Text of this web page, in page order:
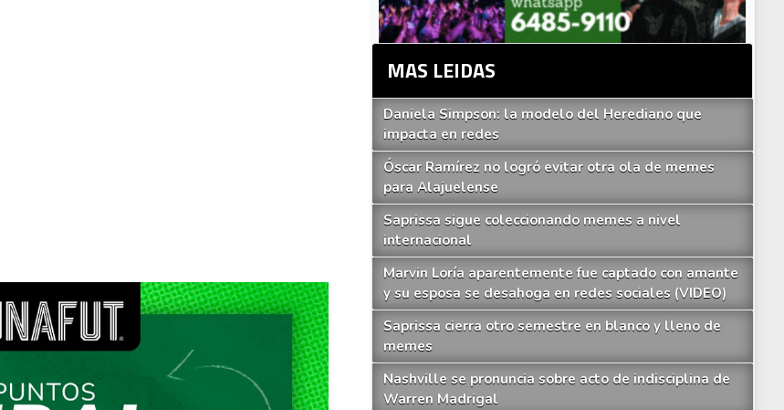
MAS LEIDAS
Daniela Simpson: la modelo del Herediano que
impacta en redes
Óscar Ramírez no logró evitar otra ola de memes
para Alajuelense
Saprissa sigue coleccionando memes a nivel
internacional
Marvin Loría aparentemente fue captado con amante
y su esposa se desahoga en redes sociales (VIDEO)
Saprissa cierra otro semestre en blanco y lleno de
memes
Nashville se pronuncia sobre acto de indisciplina de
Warren Madrigal